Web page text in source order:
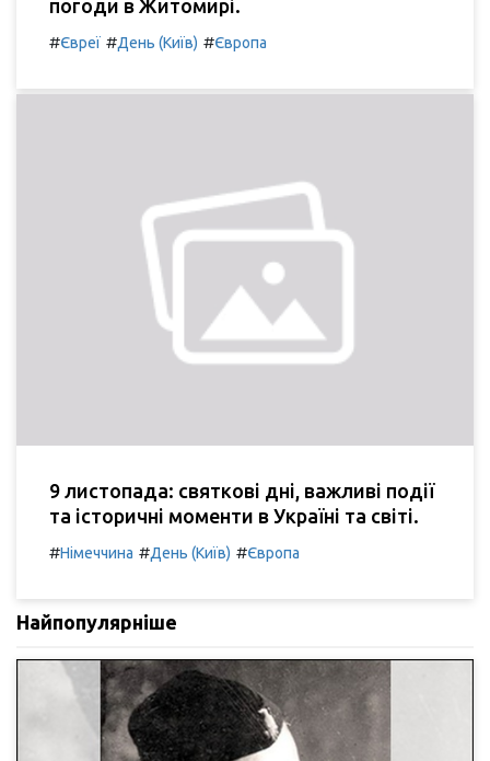
погоди в Житомирі.
#Євреї #День (Київ) #Європа
9 листопада: святкові дні, важливі події
та історичні моменти в Україні та світі.
#Німеччина #День (Київ) #Європа
Найпопулярніше